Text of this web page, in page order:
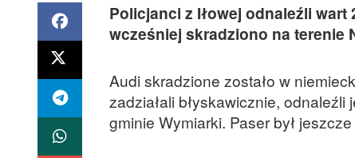
Policjanci z Iłowej odnaleźli
wcześniej skradziono na terenie
Audi skradzione zostało w
zadziałali błyskawicznie,
gminie Wymiarki. Paser był